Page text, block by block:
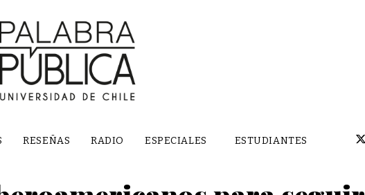
RESEÑAS RADIO ESPECIALES ESTUDIANTES